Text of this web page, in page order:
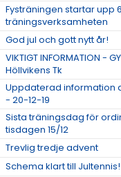
Fysträningen startar upp
träningsverksamheten
God jul och gott nytt år!
VIKTIGT INFORMATION -
Höllvikens Tk
Uppdaterad information
- 20-12-19
Sista träningsdag för
tisdagen 15/12
Trevlig tredje advent
Schema klart till Jultennis!